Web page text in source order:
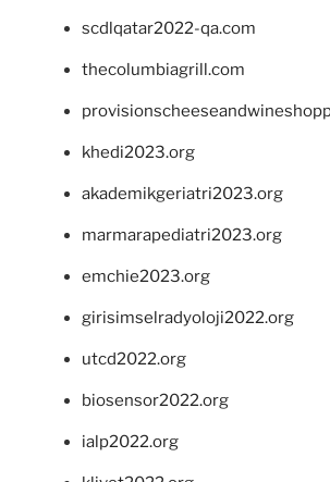
scdlqatar2022-qa.com
thecolumbiagrill.com
khedi2023.org
akademikgeriatri2023.org
marmarapediatri2023.org
emchie2023.org
girisimselradyoloji2022.org
utcd2022.org
biosensor2022.org
ialp2022.org